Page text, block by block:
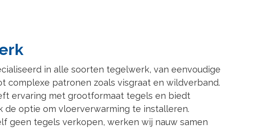
in alle soorten tegelwerk, van eenvoudige
complexe patronen zoals visgraat en wildverband.
ervaring met grootformaat tegels en biedt
de optie om vloerverwarming te installeren.
geen tegels verkopen, werken wij nauw samen